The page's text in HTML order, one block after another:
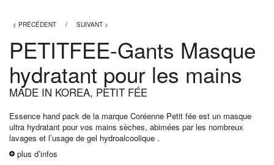
< PRÉCÉDENT / SUIVANT >
PETITFEE-Gants Masque
hydratant pour les mains
MADE IN KOREA, PETIT FÉE
Essence hand pack de la marque Coréenne Petit fée est un masque
ultra hydratant pour vos mains sèches, abimées par les nombreux
lavages et l’usage de gel hydroalcoolique .
plus d’infos